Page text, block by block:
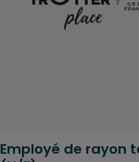
Employé de rayon